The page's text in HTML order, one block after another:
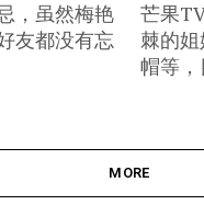
，虽然梅艳
友都没有忘
芒果
棘的
帽等，
MORE